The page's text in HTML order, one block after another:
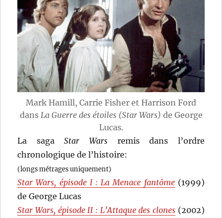
Mark Hamill, Carrie Fisher et Harrison Ford
dans La Guerre des étoiles (Star Wars) de George
Lucas.
La sagaStar Wars remis dans l’ordre
chronologique de l’histoire:
(longs métrages uniquement)
Star Wars, épisode I : La Menace fantôme(1999)
de George Lucas
Star Wars, épisode II : L’Attaque des clones (2002)